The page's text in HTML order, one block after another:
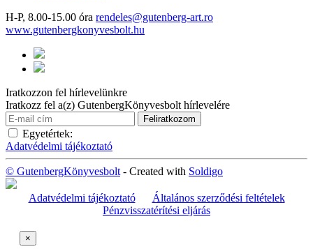
H-P, 8.00-15.00 óra rendeles@gutenberg-art.ro
www.gutenbergkonyvesbolt.hu
Iratkozzon fel hírlevelünkre
Iratkozz fel a(z) GutenbergKönyvesbolt hírlevelére
Egyetértek:
Adatvédelmi tájékoztató
© GutenbergKönyvesbolt - Created with Soldigo
Adatvédelmi tájékoztató
Általános szerződési feltételek
Pénzvisszatérítési eljárás
×